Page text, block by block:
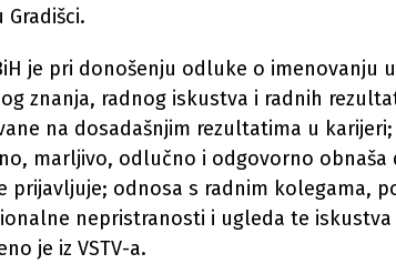
Gradišci.
je pri donošenju odluke o imenovanju
znanja, radnog iskustva i radnih
na dosadašnjim rezultatima u
marljivo, odlučno i odgovorno
prijavljuje; odnosa s radnim kolegama,
nepristranosti i ugleda te
je iz VSTV-a.